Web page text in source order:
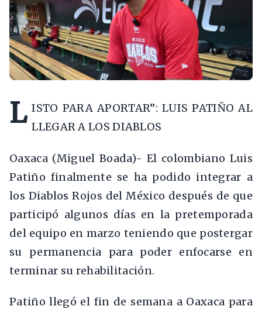
L ISTO PARA APORTAR”: LUIS PATIÑO AL
LLEGAR A LOS DIABLOS
Oaxaca (Miguel Boada)- El colombiano Luis
Patiño finalmente se ha podido integrar a
los Diablos Rojos del México después de que
participó algunos días en la pretemporada
del equipo en marzo teniendo que postergar
su permanencia para poder enfocarse en
terminar su rehabilitación.
Patiño llegó el fin de semana a Oaxaca para